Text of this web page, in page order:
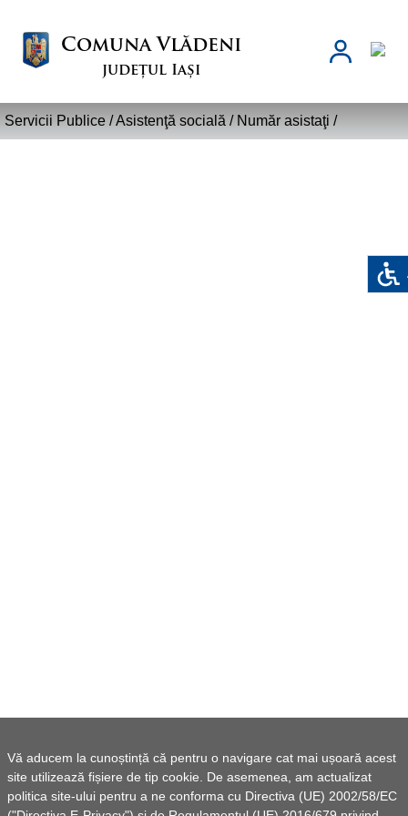
Vă aducem la cunoștință că pentru o navigare cat mai ușoară acest
site utilizează fișiere de tip cookie. De asemenea, am actualizat
politica site-ului pentru a ne conforma cu Directiva (UE) 2002/58/EC
Comuna Vlădeni
județul Iași
Servicii Publice /Asistenţă socială / Număr asistaţi /